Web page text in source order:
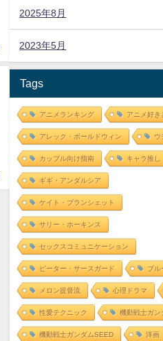
2025年8月
2023年5月
Tags
アニメランキング アニメ好き
アレック・ボールドウィン ウ
カップル向け指南 キャラ推し
ギギ・アンダルシア
ケイト・ブランシェット
サリー・ホーキンス
セックスコミュニケーション
ピーター・サースガード ブル
メロン提督流 心理ドラマ
性愛テクニック 機動戦士ガン
機動戦士ガンダムSEED 洋画